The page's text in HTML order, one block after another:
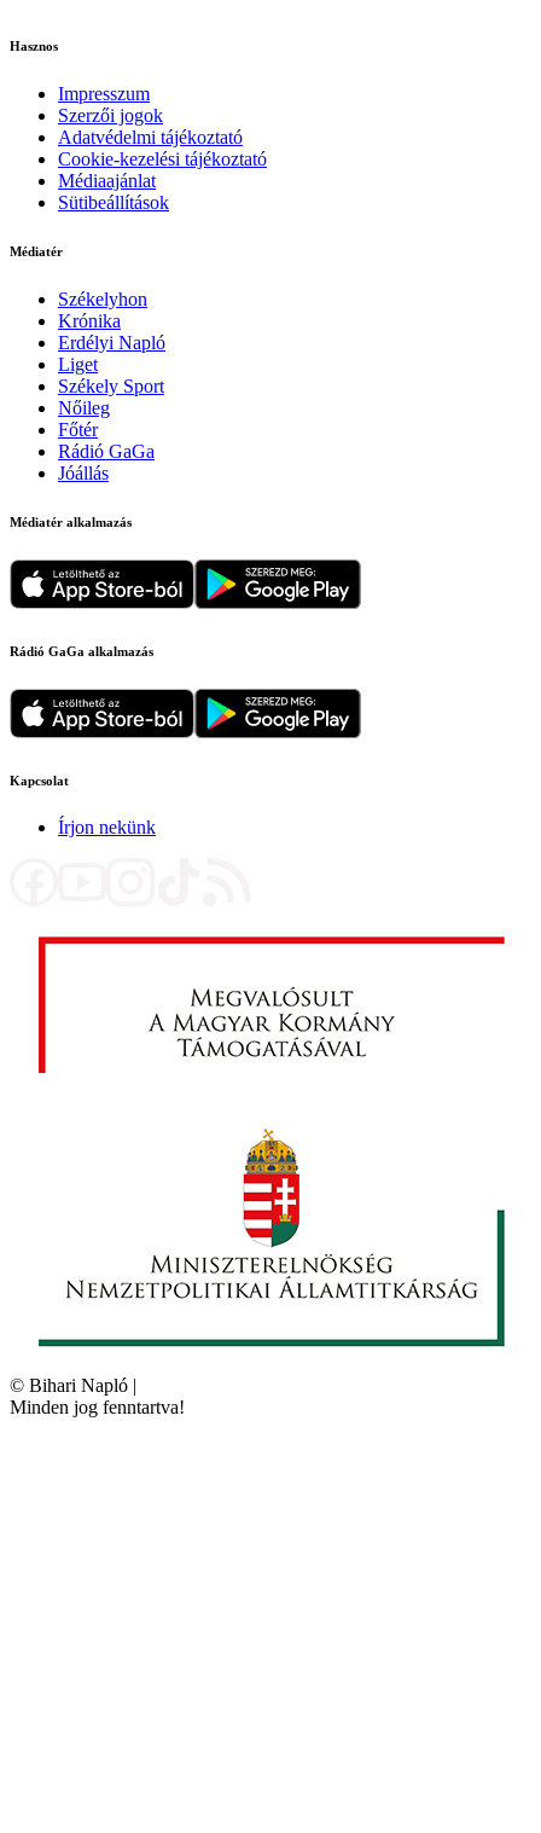
Hasznos
Impresszum
Szerzői jogok
Adatvédelmi tájékoztató
Cookie-kezelési tájékoztató
Médiaajánlat
Sütibeállítások
Médiatér
Székelyhon
Krónika
Erdélyi Napló
Liget
Székely Sport
Nőileg
Főtér
Rádió GaGa
Jóállás
Médiatér alkalmazás
Rádió GaGa alkalmazás
Kapcsolat
Írjon nekünk
© Bihari Napló
Minden jog fenntartva!